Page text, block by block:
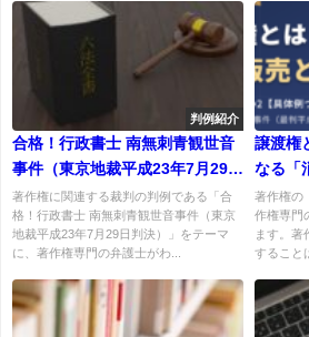
判例紹介
合格！行政書士 南無刺青観世音
事件（東京地裁平成23年7月29日
判決）
著作権に関連する裁判の判例である「合
格！行政書士 南無刺青観世音事件（東京
地裁平成23年7月29日判決）」をテーマ
に、著作権専門の弁護士がわ...
譲渡権
なる「
解説【
著作権の
作権専門
ます。著
すること